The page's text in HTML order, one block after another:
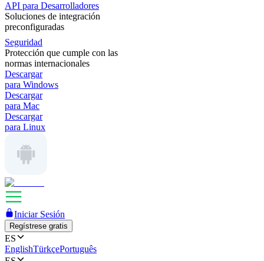
API para Desarrolladores
Soluciones de integración
preconfiguradas
Seguridad
Protección que cumple con las
normas internacionales
Descargar
para Windows
Descargar
para Mac
Descargar
para Linux
Iniciar Sesión
Regístrese gratis
ES
EnglishTürkçePortuguês